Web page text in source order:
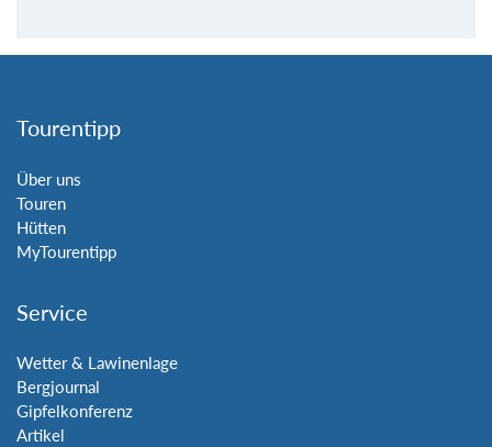
Tourentipp
Über uns
Touren
Hütten
MyTourentipp
Service
Wetter & Lawinenlage
Bergjournal
Gipfelkonferenz
Artikel